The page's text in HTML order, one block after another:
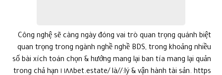
mang lại chuyện ứng dụng kỹ thuật trong ngành nghề nghề
này.
Sử dụng tài liệu phệ & trí tuệ tự thiết